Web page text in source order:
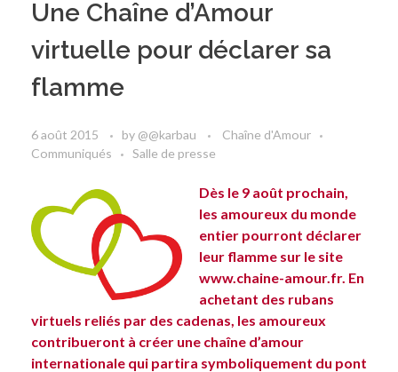
Une Chaîne d’Amour
virtuelle pour déclarer sa
flamme
6 août 2015 by @@karbau
Chaîne d'Amour
Communiqués
Salle de presse
Dès le 9 août prochain,
les amoureux du monde
entier pourront déclarer
leur flamme sur le site
www.chaine-amour.fr. En
achetant des rubans
virtuels reliés par des cadenas, les amoureux
contribueront à créer une chaîne d’amour
internationale qui partira symboliquement du pont